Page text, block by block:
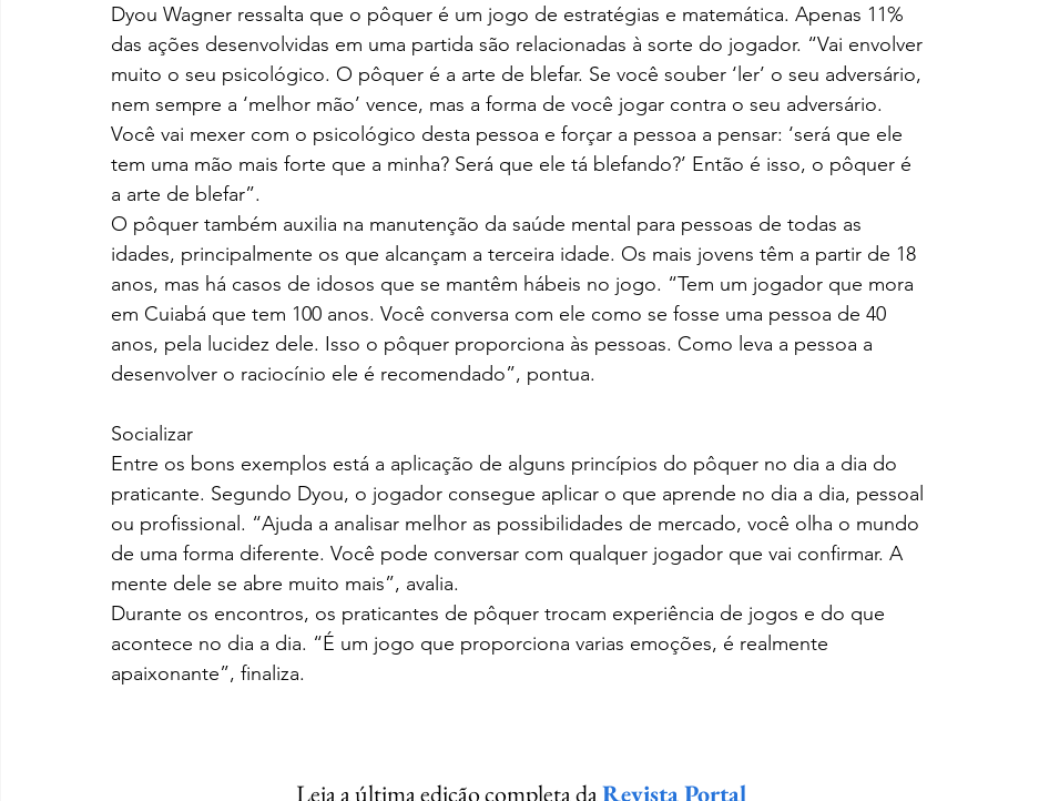
Dyou Wagner ressalta que o pôquer é um jogo de estratégias e matemática. Apenas 11%
das ações desenvolvidas em uma partida são relacionadas à sorte do jogador. “Vai envolver
muito o seu psicológico. O pôquer é a arte de blefar. Se você souber ‘ler’ o seu adversário,
nem sempre a ‘melhor mão’ vence, mas a forma de você jogar contra o seu adversário.
Você vai mexer com o psicológico desta pessoa e forçar a pessoa a pensar: ‘será que ele
tem uma mão mais forte que a minha? Será que ele tá blefando?’ Então é isso, o pôquer é
a arte de blefar”.
O pôquer também auxilia na manutenção da saúde mental para pessoas de todas as
idades, principalmente os que alcançam a terceira idade. Os mais jovens têm a partir de 18
anos, mas há casos de idosos que se mantêm hábeis no jogo. “Tem um jogador que mora
em Cuiabá que tem 100 anos. Você conversa com ele como se fosse uma pessoa de 40
anos, pela lucidez dele. Isso o pôquer proporciona às pessoas. Como leva a pessoa a
desenvolver o raciocínio ele é recomendado”, pontua.
Socializar
Entre os bons exemplos está a aplicação de alguns princípios do pôquer no dia a dia do
praticante. Segundo Dyou, o jogador consegue aplicar o que aprende no dia a dia, pessoal
ou profissional. “Ajuda a analisar melhor as possibilidades de mercado, você olha o mundo
de uma forma diferente. Você pode conversar com qualquer jogador que vai confirmar. A
mente dele se abre muito mais”, avalia.
Durante os encontros, os praticantes de pôquer trocam experiência de jogos e do que
acontece no dia a dia. “É um jogo que proporciona varias emoções, é realmente
apaixonante”, finaliza.
Leia a última edição completa da Revista Portal